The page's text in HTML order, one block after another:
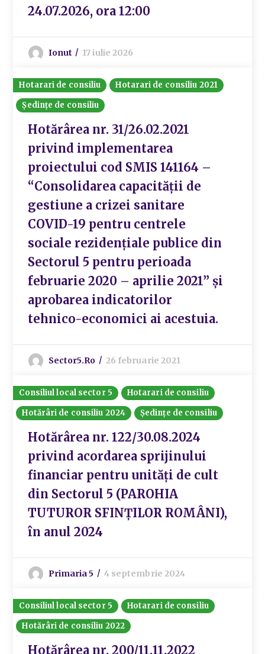
24.07.2026, ora 12:00
Ionut 17 iulie 2026
Hotarari de consiliu
Hotarari de consiliu 2021
Ședințe de consiliu
Hotărârea nr. 31/26.02.2021
privind implementarea
proiectului cod SMIS 141164 –
“Consolidarea capacității de
gestiune a crizei sanitare
COVID-19 pentru centrele
sociale rezidențiale publice din
Sectorul 5 pentru perioada
februarie 2020 – aprilie 2021” și
aprobarea indicatorilor
tehnico-economici ai acestuia.
Sector5.ro 26 februarie 2021
Consiliul local sector 5
Hotarari de consiliu
Hotărâri de consiliu 2024
Ședințe de consiliu
Hotărârea nr. 122/30.08.2024
privind acordarea sprijinului
financiar pentru unități de cult
din Sectorul 5 (PAROHIA
TUTUROR SFINȚILOR ROMÂNI),
în anul 2024
Primaria 5 4 septembrie 2024
Consiliul local sector 5
Hotarari de consiliu
Hotărâri de consiliu 2022
Hotărârea nr. 200/11.11.2022